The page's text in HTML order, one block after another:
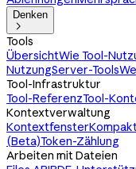
Denken

Tools
ÜbersichtWie Tool-
NutzungServer-Tools
Tool-Infrastruktur
Tool-ReferenzTool-
Kontextverwaltung
Kontextfenster
(Beta)Token-Zählung
Arbeiten mit Dateien